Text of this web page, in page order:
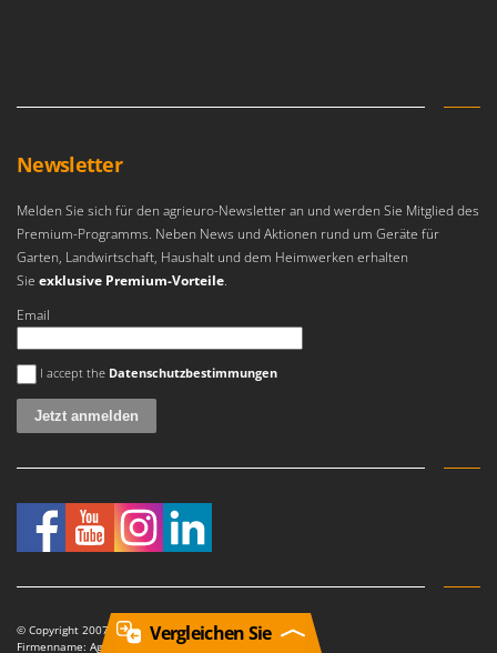
Newsletter
Melden Sie sich für den agrieuro-Newsletter an und werden Sie Mitglied des
Premium-Programms. Neben News und Aktionen rund um Geräte für
Garten, Landwirtschaft, Haushalt und dem Heimwerken erhalten
Sie exklusive Premium-Vorteile.
Email
Es ist ein Fehler aufgetreten
I accept the Datenschutzbestimmungen
© Copyright 2007-2026 AgriEuro. Tutti i diritti riservati
Firmenname: AgriEuro S.R.L.
Vergleichen Sie